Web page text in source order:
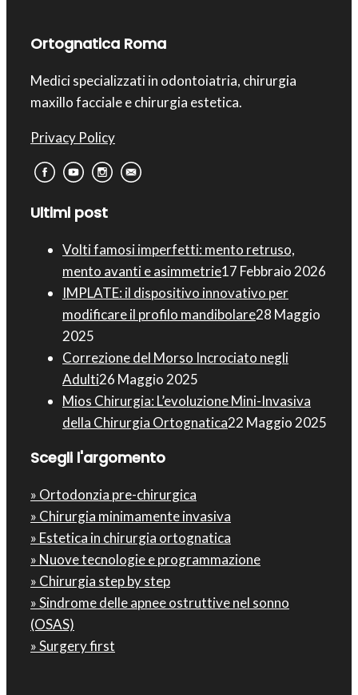
Ortognatica Roma
Medici specializzati in odontoiatria, chirurgia
maxillo facciale e chirurgia estetica.
Privacy Policy
Ultimi post
Volti famosi imperfetti: mento retruso,
mento avanti e asimmetrie17 Febbraio 2026
IMPLATE: il dispositivo innovativo per
modificare il profilo mandibolare28 Maggio
2025
Correzione del Morso Incrociato negli
Adulti26 Maggio 2025
Mios Chirurgia : L’evoluzione Mini-Invasiva
della Chirurgia Ortognatica22 Maggio 2025
Scegli l'argomento
» Ortodonzia pre-chirurgica
» Chirurgia minimamente invasiva
» Estetica in chirurgia ortognatica
» Nuove tecnologie e programmazione
» Chirurgia step by step
» Sindrome delle apnee ostruttive nel sonno
(OSAS)
» Surgery first